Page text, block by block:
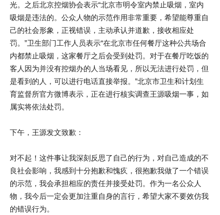
光。之后北京控烟协会表示“北京市明令室内禁止吸烟，室内
吸烟是违法的。公众人物的示范作用非常重要，希望能尊重自
己的社会形象，正视错误，主动承认并道歉，接收相应处
罚。”卫生部门工作人员表示“在北京市任何餐厅这种公共场合
内都禁止吸烟，这家餐厅之后会受到处罚。对于在餐厅吃饭的
客人因为并没有控烟办的人当场看见，所以无法进行处罚，但
是看到的人，可以进行电话直接举报。”北京市卫生和计划生
育监督所官方微博表示，正在进行核实调查王源吸烟一事，如
属实将依法处罚。
下午，王源发文致歉：
对不起！这件事让我深刻反思了自己的行为，对自己造成的不
良社会影响，我感到十分抱歉和愧疚，很抱歉我做了一个错误
的示范，我会承担相应的责任并接受处罚。作为一名公众人
物，我今后一定会更加注重自身的言行，希望大家不要效仿我
的错误行为。